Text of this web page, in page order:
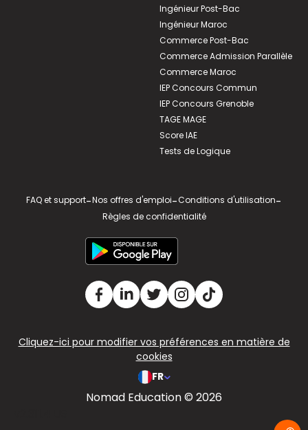
Ingénieur Post-Bac
Ingénieur Maroc
Commerce Post-Bac
Commerce Admission Parallèle
Commerce Maroc
IEP Concours Commun
IEP Concours Grenoble
TAGE MAGE
Score IAE
Tests de Logique
FAQ et support-Nos offres d'emploi-Conditions d'utilisation-
Règles de confidentialité
Cliquez-ici pour modifier vos préférences en matière de
cookies
FR
Nomad Education © 2026